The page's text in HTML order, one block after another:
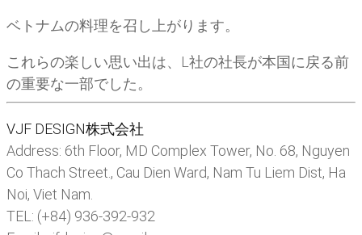
ベトナムの料理を召し上がります。
これらの楽しい思い出は、L社の社長が本国に戻る前
の重要な一部でした。
VJF DESIGN株式会社
Address: 6th Floor, MD Complex Tower, No. 68, Nguyen
Co Thach Street., Cau Dien Ward, Nam Tu Liem Dist, Ha
Noi, Viet Nam.
TEL: (+84) 936-392-932